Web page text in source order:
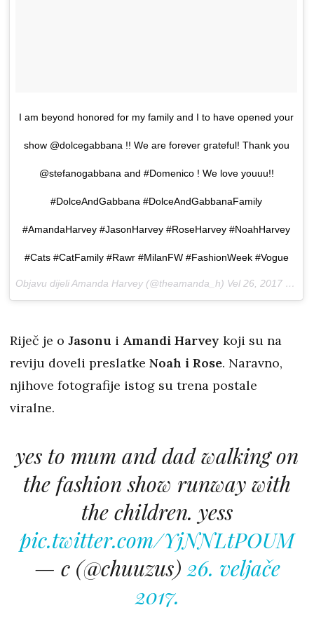
I am beyond honored for my family and I to have opened your
show @dolcegabbana !! We are forever grateful! Thank you
@stefanogabbana and #Domenico ! We love youuu!!
#DolceAndGabbana #DolceAndGabbanaFamily
#AmandaHarvey #JasonHarvey #RoseHarvey #NoahHarvey
#Cats #CatFamily #Rawr #MilanFW #FashionWeek #Vogue
Objavu dijeli Amanda Harvey (@theamanda_h) Vel 26, 2017 u 8:32 PST
Riječ je o Jasonu i Amandi Harvey koji su na
reviju doveli preslatke Noah i Rose. Naravno,
njihove fotografije istog su trena postale
viralne.
yes to mum and dad walking on
the fashion show runway with
the children. yess
pic.twitter.com/YjNNLtPOUM
— c (@chuuzus)26. veljače
2017.